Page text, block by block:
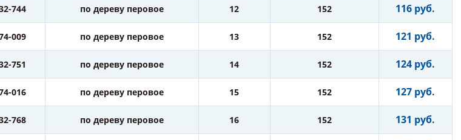
744 по дереву перовое 12 152 116 руб.
009 по дереву перовое 13 152 121 руб.
751 по дереву перовое 14 152 124 руб.
016 по дереву перовое 15 152 127 руб.
768 по дереву перовое 16 152 131 руб.